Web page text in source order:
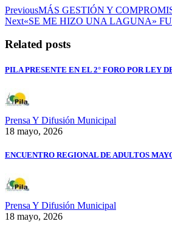
PreviousMÁS GESTIÓN Y
Next«SE ME HIZO UNA LAGUNA»
Related posts
PILA PRESENTE EN EL 2° FORO POR LEY
Prensa Y Difusión Municipal
18 mayo, 2026
ENCUENTRO REGIONAL DE ADULTOS
Prensa Y Difusión Municipal
18 mayo, 2026